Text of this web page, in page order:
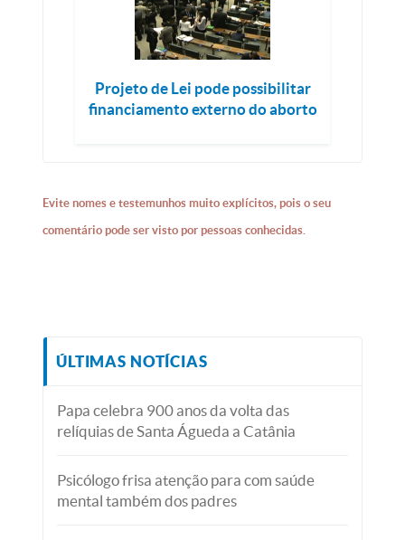
Projeto de Lei pode possibilitar
financiamento externo do aborto
Evite nomes e testemunhos muito explícitos, pois o seu
comentário pode ser visto por pessoas conhecidas.
ÚLTIMAS NOTÍCIAS
Papa celebra 900 anos da volta das
relíquias de Santa Águeda a Catânia
Psicólogo frisa atenção para com saúde
mental também dos padres